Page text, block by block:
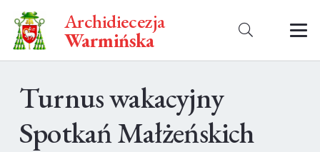
Archidiecezja
Warmińska
Turnus wakacyjny
Spotkań Małżeńskich